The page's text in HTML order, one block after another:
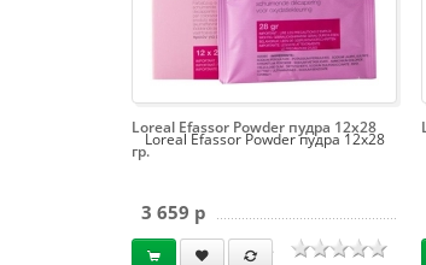
Loreal Efassor Powder пудра 12х28
гр.
Loreal Efassor Powder пудра 12х28
гр.
3 659 p